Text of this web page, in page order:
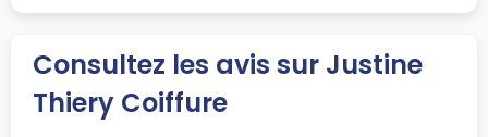
Consultez les avis sur Justine
Thiery Coiffure